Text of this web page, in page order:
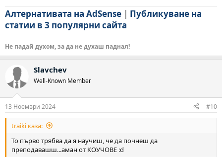
Алтернативата на AdSense | Публикуване на
статии в 3 популярни сайта
Не падай духом, за да не духаш паднал!
Slavchev
Well-Known Member
13 Ноември 2024 #10
traiki каза:
То първо трябва да я научиш, че да почнеш да
преподавашш...аман от КОУЧОВЕ :d